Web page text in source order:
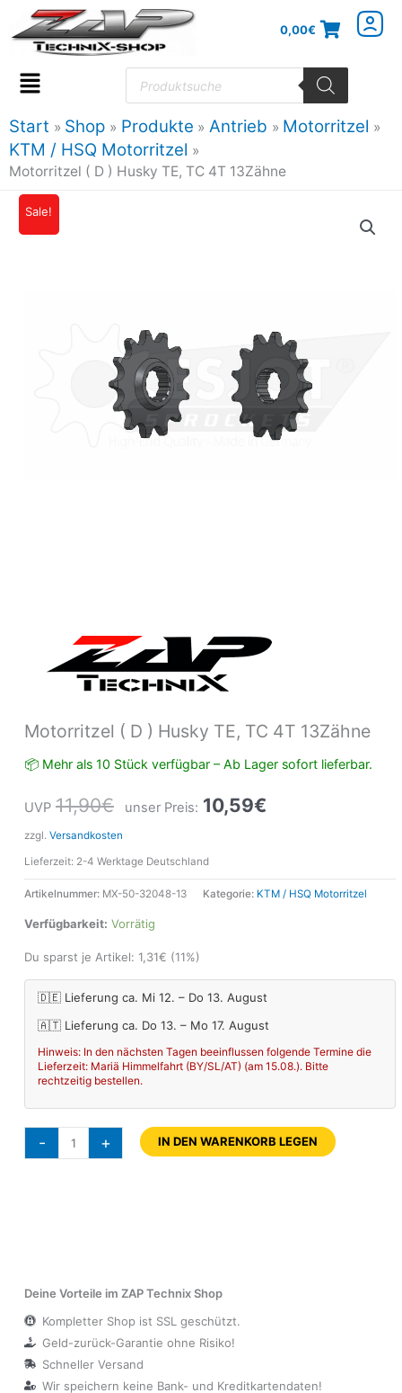
Inhalt
springen
0,00€
Flyout
Menu
Products
search
Start Shop Produkte Antrieb
Motorritzel
KTM / HSQ Motorritzel
Motorritzel ( D ) Husky TE, TC 4T 13Zähne
Sale!
Motorritzel ( D ) Husky TE, TC 4T 13Zähne
📦 Mehr als 10 Stück verfügbar – Ab Lager sofort lieferbar.
UVP 11,90€ unser Preis: 10,59€
zzgl. Versandkosten
Lieferzeit: 2-4 Werktage Deutschland
Artikelnummer: MX-50-32048-13 Kategorie: KTM / HSQ Motorritzel
Verfügbarkeit: Vorrätig
Du sparst je Artikel: 1,31€ (11%)
🇩🇪 Lieferung ca. Mi 12. – Do 13. August
🇦🇹 Lieferung ca. Do 13. – Mo 17. August
Hinweis: In den nächsten Tagen beeinflussen folgende Termine die
Lieferzeit: Mariä Himmelfahrt (BY/SL/AT) (am 15.08.). Bitte
rechtzeitig bestellen.
-
Motorritzel
(
+ IN DEN WARENKORB LEGEN
Deine Vorteile im ZAP Technix Shop
Kompletter Shop ist SSL geschützt.
Geld-zurück-Garantie ohne Risiko!
Schneller Versand
Wir speichern keine Bank- und Kreditkartendaten!